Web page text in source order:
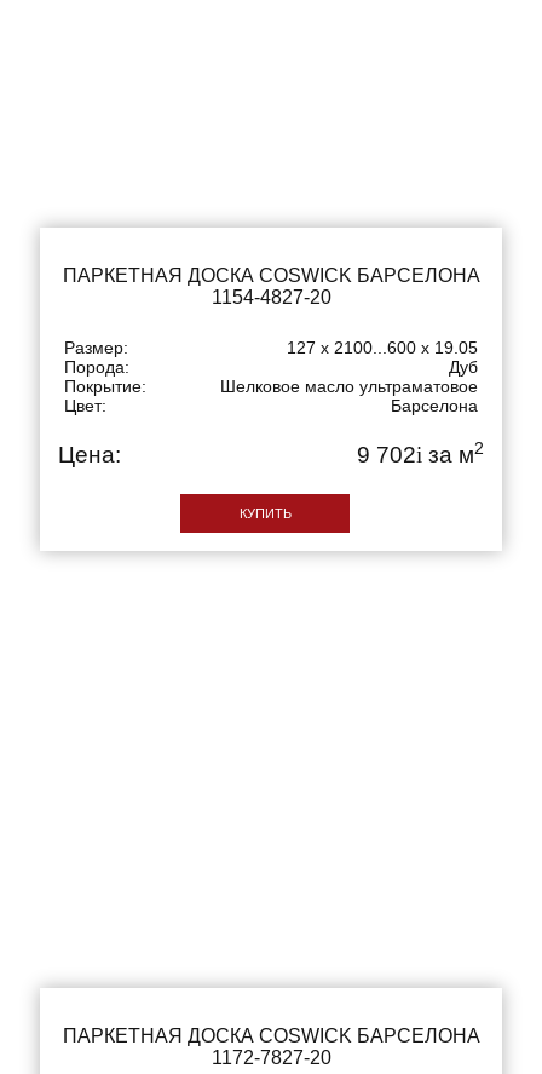
ПАРКЕТНАЯ ДОСКА COSWICK БАРСЕЛОНА
1154-4827-20
Размер:
127 x 2100...600 x 19.05
Порода:
Дуб
Покрытие:
Шелковое масло ультраматовое
Цвет:
Барселона
Цена: 9 702i за м2
КУПИТЬ
ПАРКЕТНАЯ ДОСКА COSWICK БАРСЕЛОНА
1172-7827-20